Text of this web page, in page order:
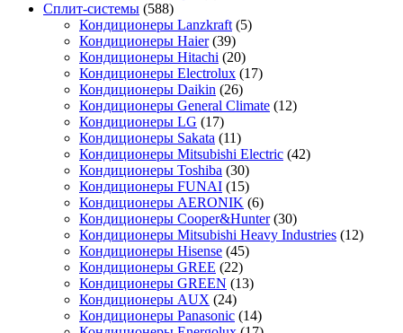
Сплит-системы (588)
Кондиционеры Lanzkraft (5)
Кондиционеры Haier (39)
Кондиционеры Hitachi (20)
Кондиционеры Electrolux (17)
Кондиционеры Daikin (26)
Кондиционеры General Climate (12)
Кондиционеры LG (17)
Кондиционеры Sakata (11)
Кондиционеры Mitsubishi Electric (42)
Кондиционеры Toshiba (30)
Кондиционеры FUNAI (15)
Кондиционеры AERONIK (6)
Кондиционеры Cooper&Hunter (30)
Кондиционеры Mitsubishi Heavy Industries (12)
Кондиционеры Hisense (45)
Кондиционеры GREE (22)
Кондиционеры GREEN (13)
Кондиционеры AUX (24)
Кондиционеры Panasonic (14)